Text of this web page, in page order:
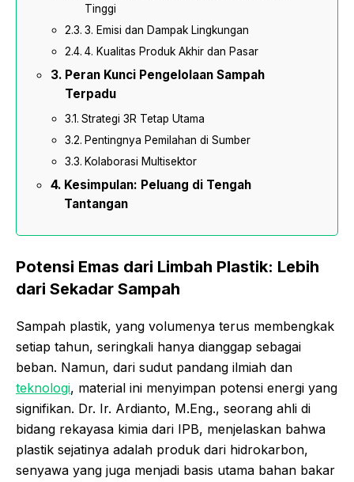
Tinggi
3. Emisi dan Dampak Lingkungan
4. Kualitas Produk Akhir dan Pasar
Peran Kunci Pengelolaan Sampah
Terpadu
Strategi 3R Tetap Utama
Pentingnya Pemilahan di Sumber
Kolaborasi Multisektor
Kesimpulan: Peluang di Tengah
Tantangan
Potensi Emas dari Limbah Plastik: Lebih
dari Sekadar Sampah
Sampah plastik, yang volumenya terus membengkak
setiap tahun, seringkali hanya dianggap sebagai
beban. Namun, dari sudut pandang ilmiah dan
teknologi, material ini menyimpan potensi energi yang
signifikan. Dr. Ir. Ardianto, M.Eng., seorang ahli di
bidang rekayasa kimia dari IPB, menjelaskan bahwa
plastik sejatinya adalah produk dari hidrokarbon,
senyawa yang juga menjadi basis utama bahan bakar